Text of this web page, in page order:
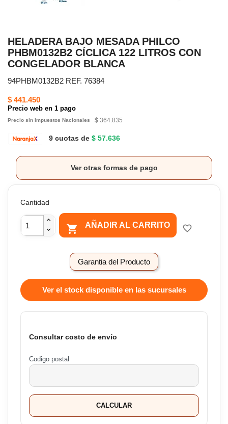
HELADERA BAJO MESADA PHILCO
PHBM0132B2 CÍCLICA 122 LITROS CON
CONGELADOR BLANCA
94PHBM0132B2 REF. 76384
$ 441.450
Precio web en 1 pago
Precio sin Impuestos Nacionales $ 364.835
9 cuotas de $ 57.636
Ver otras formas de pago
Cantidad
 AÑADIR AL CARRITO favorite_border
Garantia del Producto
Ver el stock disponible en las sucursales
Consultar costo de envío
Codigo postal
CALCULAR